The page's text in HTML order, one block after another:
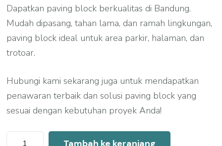
Dapatkan paving block berkualitas di Bandung.
Mudah dipasang, tahan lama, dan ramah lingkungan,
paving block ideal untuk area parkir, halaman, dan
trotoar.
Hubungi kami sekarang juga untuk mendapatkan
penawaran terbaik dan solusi paving block yang
sesuai dengan kebutuhan proyek Anda!
Kuantitas
Tambah ke keranjang